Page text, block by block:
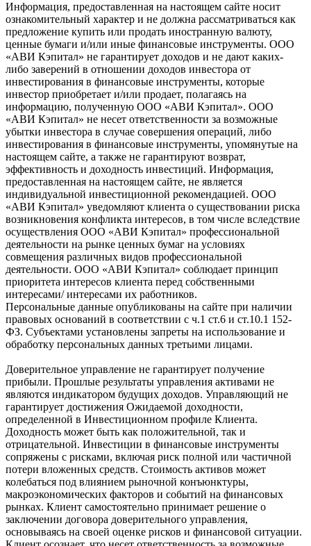
Информация, предоставленная на настоящем сайте носит
ознакомительный характер и не должна рассматриваться как
предложение купить или продать иностранную валюту,
ценные бумаги и/или иные финансовые инструменты. ООО
«АВИ Кэпитал» не гарантирует доходов и не дают каких-
либо заверений в отношении доходов инвестора от
инвестирования в финансовые инструменты, которые
инвестор приобретает и/или продает, полагаясь на
информацию, полученную ООО «АВИ Кэпитал». ООО
«АВИ Кэпитал» не несет ответственности за возможные
убытки инвестора в случае совершения операций, либо
инвестирования в финансовые инструменты, упомянутые на
настоящем сайте, а также не гарантируют возврат,
эффективность и доходность инвестиций. Информация,
предоставленная на настоящем сайте, не является
индивидуальной инвестиционной рекомендацией. ООО
«АВИ Кэпитал» уведомляют клиента о существовании риска
возникновения конфликта интересов, в том числе вследствие
осуществления ООО «АВИ Кэпитал» профессиональной
деятельности на рынке ценных бумаг на условиях
совмещения различных видов профессиональной
деятельности. ООО «АВИ Кэпитал» соблюдает принцип
приоритета интересов клиента перед собственными
интересами/ интересами их работников.
Персональные данные опубликованы на сайте при наличии
правовых оснований в соответствии с ч.1 ст.6 и ст.10.1 152-
ФЗ. Субъектами установлены запреты на использование и
обработку персональных данных третьими лицами.
Доверительное управление не гарантирует получение
прибыли. Прошлые результаты управления активами не
являются индикатором будущих доходов. Управляющий не
гарантирует достижения Ожидаемой доходности,
определенной в Инвестиционном профиле Клиента.
Доходность может быть как положительной, так и
отрицательной. Инвестиции в финансовые инструменты
сопряжены с рисками, включая риск полной или частичной
потери вложенных средств. Стоимость активов может
колебаться под влиянием рыночной конъюнктуры,
макроэкономических факторов и событий на финансовых
рынках. Клиент самостоятельно принимает решение о
заключении договора доверительного управления,
основываясь на своей оценке рисков и финансовой ситуации.